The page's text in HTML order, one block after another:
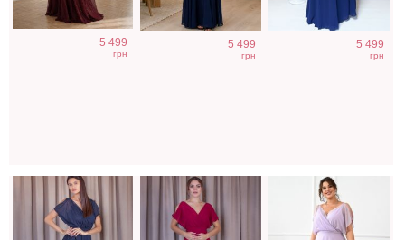
5 499
грн
5 499
грн
5 499
грн
Вечернее
блестящее синее
Вечернее
длинное
Вечернее
лавандовое
платье в пол